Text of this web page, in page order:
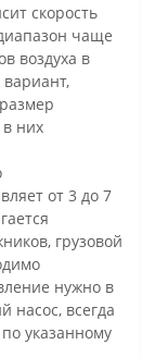
скорость
чаще
воздуха в
них
от 3 до 7
грузовой
нужно в
насос, всегда
указанному